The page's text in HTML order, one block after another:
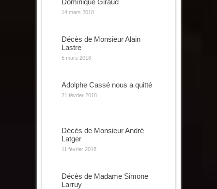
Dominique Giraud
14 mars 2018
Décès de Monsieur Alain
Lastre
5 mars 2018
Adolphe Cassé nous a quitté
21 février 2018
Décès de Monsieur André
Latger
11 février 2018
Décès de Madame Simone
Larruy